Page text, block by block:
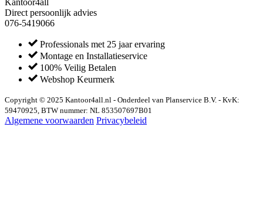
Kantoor4all
Direct persoonlijk advies
076-5419066
Professionals met 25 jaar ervaring
Montage en Installatieservice
100% Veilig Betalen
Webshop Keurmerk
Copyright © 2025 Kantoor4all.nl - Onderdeel van Planservice B.V. - KvK:
59470925, BTW nummer: NL 853507697B01
Algemene voorwaarden Privacybeleid